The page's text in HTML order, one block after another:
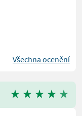
Všechna ocenění